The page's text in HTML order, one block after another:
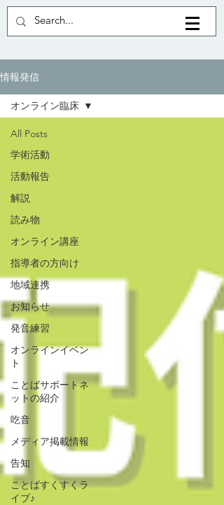
情報発信
All Posts
学術活動
活動報告
解説
読み物
オンライン講座
指導者の方向け
地域連携
お知らせ
発音練習
オンラインイベン
ト
ことばサポートネ
ットの紹介
吃音
メディア掲載情報
告知
ことばすくすくラ
イブ♪
オンライン臨床